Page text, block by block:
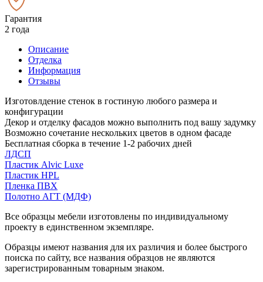
Гарантия
2 года
Описание
Отделка
Информация
Отзывы
Изготовлдение стенок в гостиную любого размера и
конфигурации
Декор и отделку фасадов можно выполнить под вашу задумку
Возможно сочетание нескольких цветов в одном фасаде
Бесплатная сборка в течение 1-2 рабочих дней
ЛДСП
Пластик Alvic Luxe
Пластик HPL
Пленка ПВХ
Полотно АГТ (МДФ)
Все образцы мебели изготовлены по индивидуальному
проекту в единственном экземпляре.
Образцы имеют названия для их различия и более быстрого
поиска по сайту, все названия образцов не являются
зарегистрированным товарным знаком.